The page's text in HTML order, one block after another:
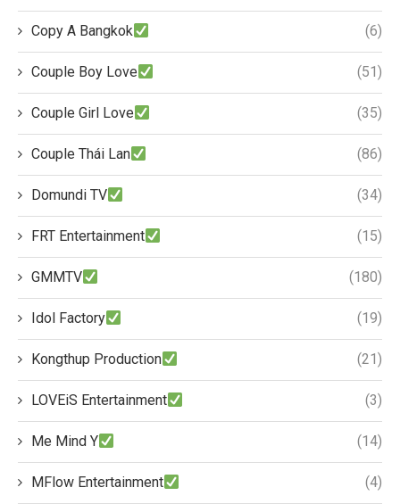
Copy A Bangkok (6)
Couple Boy Love (51)
Couple Girl Love (35)
Couple Thái Lan (86)
Domundi TV (34)
FRT Entertainment (15)
GMMTV (180)
Idol Factory (19)
Kongthup Production (21)
LOVEiS Entertainment (3)
Me Mind Y (14)
MFlow Entertainment (4)